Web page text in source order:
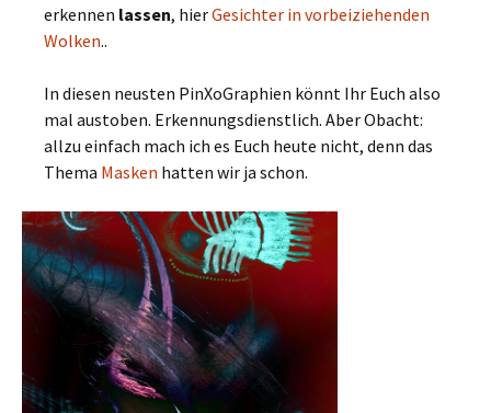
erkennen lassen, hierGesichter in vorbeiziehenden
Wolken..
In diesen neusten PinXoGraphien könnt Ihr Euch also
mal austoben. Erkennungsdienstlich. Aber Obacht:
allzu einfach mach ich es Euch heute nicht, denn das
Thema Masken hatten wir ja schon.